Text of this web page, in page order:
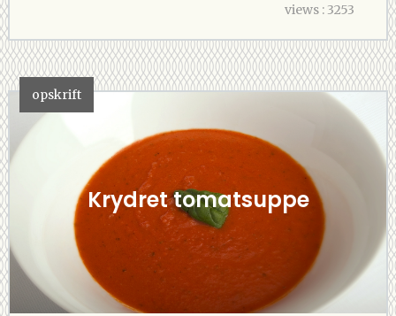
views : 3253
opskrift
Krydret tomatsuppe